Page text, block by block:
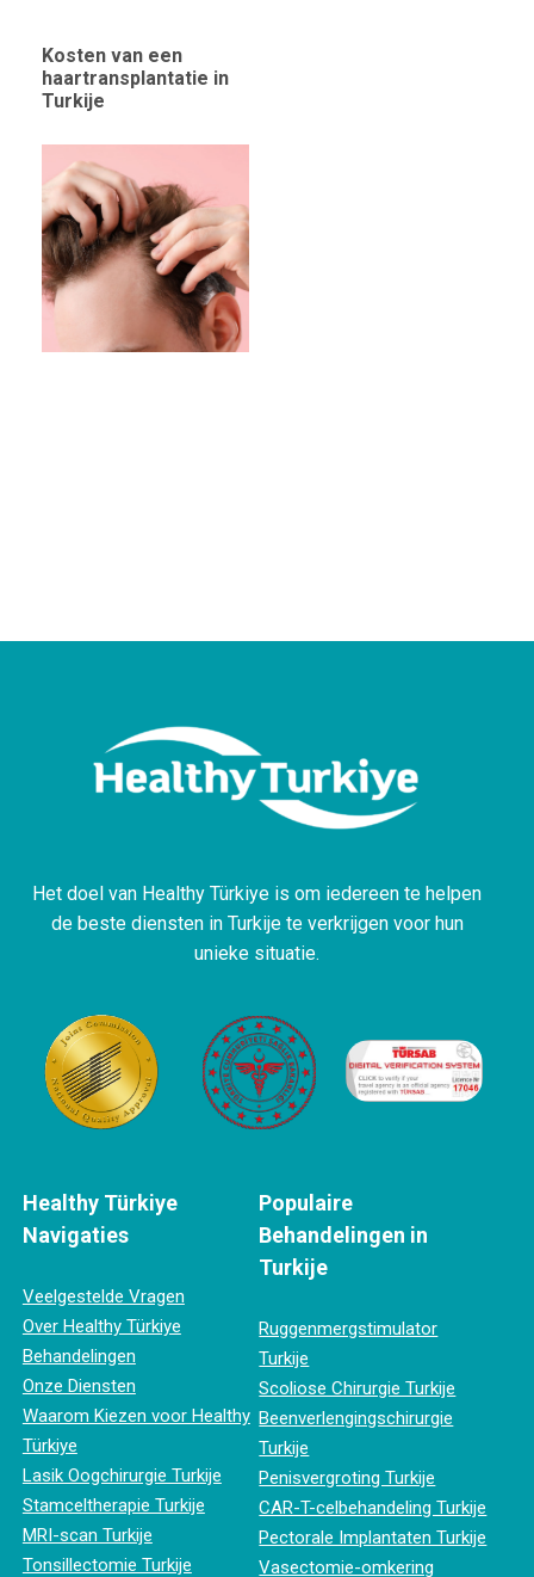
Kosten van een
haartransplantatie in
Turkije
Het doel van Healthy Türkiye is om iedereen te helpen
de beste diensten in Turkije te verkrijgen voor hun
unieke situatie.
Healthy Türkiye
Navigaties
Veelgestelde Vragen
Over Healthy Türkiye
Behandelingen
Onze Diensten
Waarom Kiezen voor Healthy
Türkiye
Lasik Oogchirurgie Turkije
Stamceltherapie Turkije
MRI-scan Turkije
Tonsillectomie Turkije
Populaire
Behandelingen in
Turkije
Ruggenmergstimulator
Turkije
Scoliose Chirurgie Turkije
Beenverlengingschirurgie
Turkije
Penisvergroting Turkije
CAR-T-celbehandeling Turkije
Pectorale Implantaten Turkije
Vasectomie-omkering